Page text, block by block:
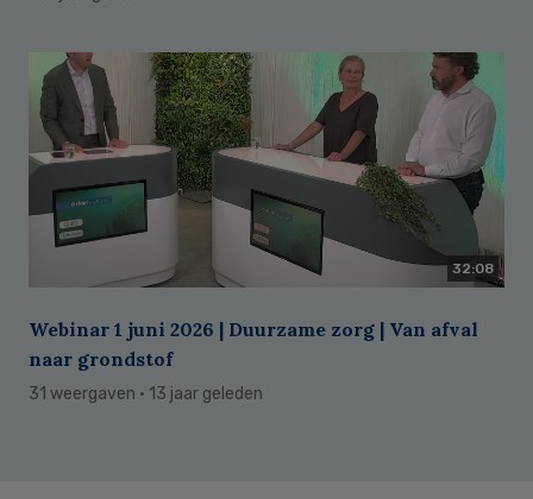
32:08
Webinar 1 juni 2026 | Duurzame zorg | Van afval
naar grondstof
31 weergaven · 13 jaar geleden